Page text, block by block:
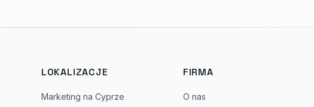
LOKALIZACJE
Marketing na Cyprze
FIRMA
O nas